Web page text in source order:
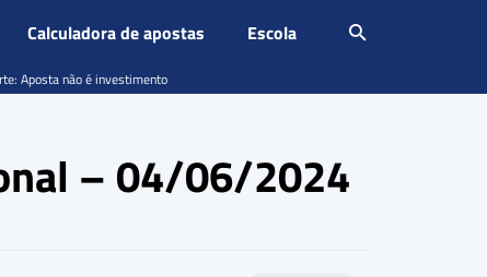
Calculadora de apostas Escola
– 04/06/2024
Aposta não é investimento